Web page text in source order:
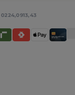
0224,0913,43
SatispayApple Pay